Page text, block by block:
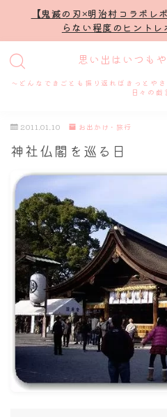
【鬼滅の刃×明治村コラボレ
らない程度のヒント
思い出はいつも
～どんなできごとも振り返ればきっと
日々の戯
MENU
プロフィール
謎解き
ホテル滞在記
舞台・ライブ
名古屋
ナナちゃん人形
2011.01.10 お出かけ・旅行
神社仏閣を巡る日